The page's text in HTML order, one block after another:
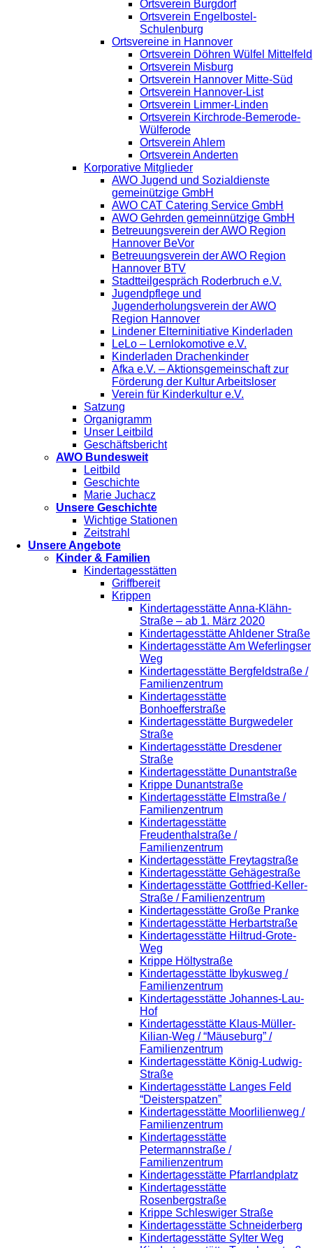
Ortsverein Burgdorf
Ortsverein Engelbostel-
Schulenburg
Ortsvereine in Hannover
Ortsverein Döhren Wülfel Mittelfeld
Ortsverein Misburg
Ortsverein Hannover Mitte-Süd
Ortsverein Hannover-List
Ortsverein Limmer-Linden
Ortsverein Kirchrode-Bemerode-
Wülferode
Ortsverein Ahlem
Ortsverein Anderten
Korporative Mitglieder
AWO Jugend und Sozialdienste
gemeinützige GmbH
AWO CAT Catering Service GmbH
AWO Gehrden gemeinnützige GmbH
Betreuungsverein der AWO Region
Hannover BeVor
Betreuungsverein der AWO Region
Hannover BTV
Stadtteilgespräch Roderbruch e.V.
Jugendpflege und
Jugenderholungsverein der AWO
Region Hannover
Lindener Elterninitiative Kinderladen
LeLo – Lernlokomotive e.V.
Kinderladen Drachenkinder
Afka e.V. – Aktionsgemeinschaft zur
Förderung der Kultur Arbeitsloser
Verein für Kinderkultur e.V.
Satzung
Organigramm
Unser Leitbild
Geschäftsbericht
AWO Bundesweit
Leitbild
Geschichte
Marie Juchacz
Unsere Geschichte
Wichtige Stationen
Zeitstrahl
Unsere Angebote
Kinder & Familien
Kindertagesstätten
Griffbereit
Krippen
Kindertagesstätte Anna-Klähn-
Straße – ab 1. März 2020
Kindertagesstätte Ahldener Straße
Kindertagesstätte Am Weferlingser
Weg
Kindertagesstätte Bergfeldstraße /
Familienzentrum
Kindertagesstätte
Bonhoefferstraße
Kindertagesstätte Burgwedeler
Straße
Kindertagesstätte Dresdener
Straße
Kindertagesstätte Dunantstraße
Krippe Dunantstraße
Kindertagesstätte Elmstraße /
Familienzentrum
Kindertagesstätte
Freudenthalstraße /
Familienzentrum
Kindertagesstätte Freytagstraße
Kindertagesstätte Gehägestraße
Kindertagesstätte Gottfried-Keller-
Straße / Familienzentrum
Kindertagesstätte Große Pranke
Kindertagesstätte Herbartstraße
Kindertagesstätte Hiltrud-Grote-
Weg
Krippe Höltystraße
Kindertagesstätte Ibykusweg /
Familienzentrum
Kindertagesstätte Johannes-Lau-
Hof
Kindertagesstätte Klaus-Müller-
Kilian-Weg / “Mäuseburg” /
Familienzentrum
Kindertagesstätte König-Ludwig-
Straße
Kindertagesstätte Langes Feld
“Deisterspatzen”
Kindertagesstätte Moorlilienweg /
Familienzentrum
Kindertagesstätte
Petermannstraße /
Familienzentrum
Kindertagesstätte Pfarrlandplatz
Kindertagesstätte
Rosenbergstraße
Krippe Schleswiger Straße
Kindertagesstätte Schneiderberg
Kindertagesstätte Sylter Weg